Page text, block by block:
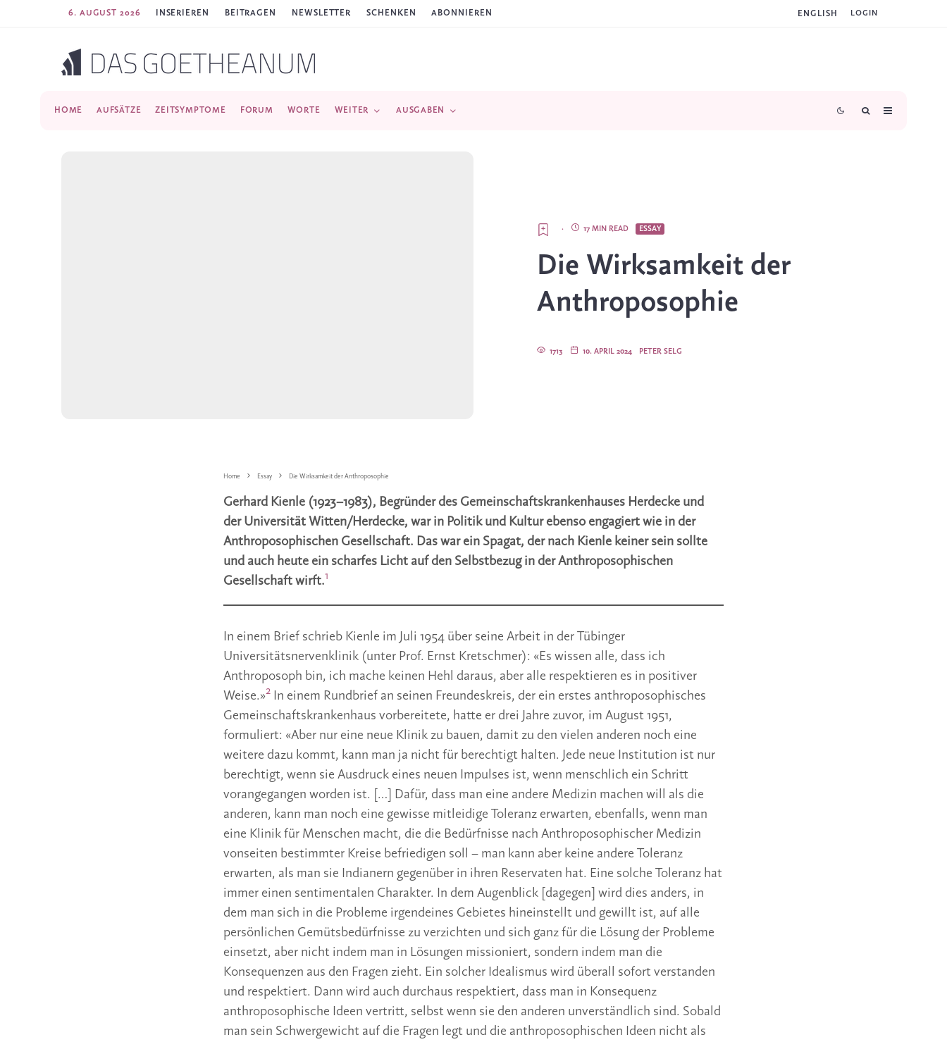
6. AUGUST 2026 INSERIEREN BEITRAGEN NEWSLETTER SCHENKEN ABONNIEREN ENGLISH LOGIN
HOME AUFSÄTZE ZEITSYMPTOME FORUM WORTE WEITER AUSGABEN
ESSAY
17 MIN READ
·
Die Wirksamkeit der
Anthroposophie
PETER SELG
10. APRIL 2024
1713
Home Essay Die Wirksamkeit der Anthroposophie
Gerhard Kienle (1923–1983), Begründer des Gemeinschafts­krankenhauses Herdecke und
der Universität Witten/Herdecke, war in Politik und Kultur ebenso engagiert wie in der
Anthroposophischen Gesellschaft. Das war ein Spagat, der nach Kienle keiner sein sollte
und auch heute ein scharfes Licht auf den Selbstbezug in der Anthroposophischen
Gesellschaft wirft.1
In einem Brief schrieb Kienle im Juli 1954 über seine Arbeit in der Tübinger
Universitätsnervenklinik (unter Prof. Ernst Kretschmer): «Es wissen alle, dass ich
Anthroposoph bin, ich mache keinen Hehl daraus, aber alle respektieren es in positiver
Weise.»2 In einem Rundbrief an seinen Freundeskreis, der ein erstes anthroposophisches
Gemeinschaftskrankenhaus vorbereitete, hatte er drei Jahre zuvor, im August 1951,
formuliert: «Aber nur eine neue Klinik zu bauen, damit zu den vielen anderen noch eine
weitere dazu kommt, kann man ja nicht für berechtigt halten. Jede neue Institution ist nur
berechtigt, wenn sie Ausdruck eines neuen Impulses ist, wenn menschlich ein Schritt
vorangegangen worden ist. […] Dafür, dass man eine andere Medizin machen will als die
anderen, kann man noch eine gewisse mitleidige Toleranz erwarten, ebenfalls, wenn man
eine Klinik für Menschen macht, die die Bedürfnisse nach Anthroposophischer Medizin
vonseiten bestimmter Kreise befriedigen soll – man kann aber keine andere Toleranz
erwarten, als man sie Indianern gegenüber in ihren Reservaten hat. Eine solche Toleranz hat
immer einen sentimentalen Charakter. In dem Augenblick [dagegen] wird dies anders, in
dem man sich in die Probleme irgendeines Gebietes hineinstellt und gewillt ist, auf alle
persönlichen Gemütsbedürfnisse zu verzichten und sich ganz für die Lösung der Probleme
einsetzt, aber nicht indem man in Lösungen missioniert, sondern indem man die
Konsequenzen aus den Fragen zieht. Ein solcher Idealismus wird überall sofort verstanden
und respektiert. Dann wird auch durchaus respektiert, dass man in Konsequenz
anthroposophische Ideen vertritt, selbst wenn sie den anderen unverständlich sind. Sobald
man sein Schwergewicht auf die Fragen legt und die anthroposophischen Ideen nicht als